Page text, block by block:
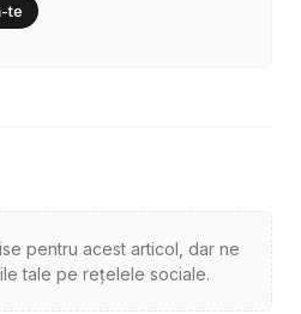
te
pentru acest articol, dar ne
tale pe rețelele sociale.